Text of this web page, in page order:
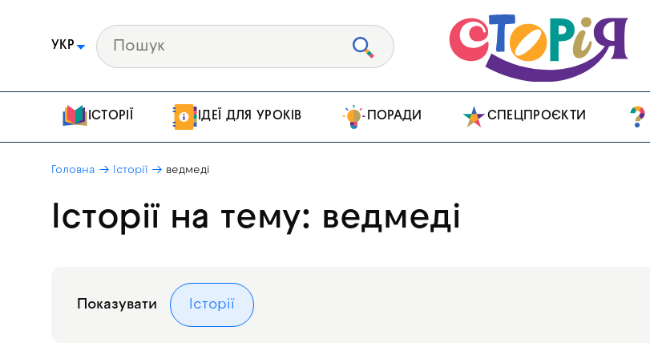
УКР
ІСТОРІЇ ІДЕЇ ДЛЯ УРОКІВ ПОРАДИ СПЕЦПРОЄКТИ
Головна Історії ведмеді
Історії на тему: ведмеді
Показувати Історії